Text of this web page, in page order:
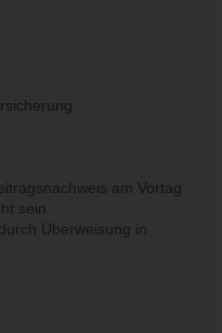
am Vortag
sein.
Überweisung in